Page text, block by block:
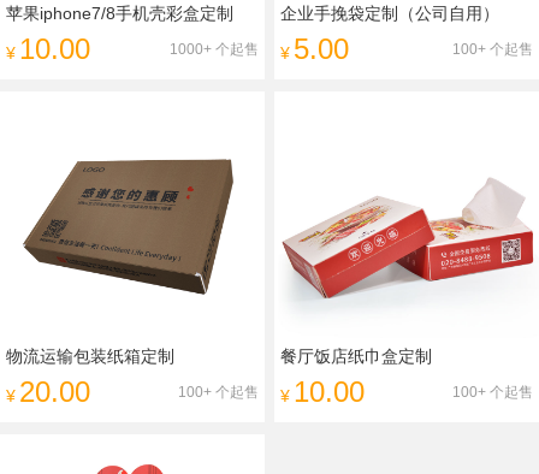
苹果iphone7/8手机壳彩盒定制
¥ 10.00 1000+ 个起售
企业手挽袋定制（公司自用）
¥ 5.00 100+ 个起售
物流运输包装纸箱定制
¥ 20.00 100+ 个起售
餐厅饭店纸巾盒定制
¥ 10.00 100+ 个起售